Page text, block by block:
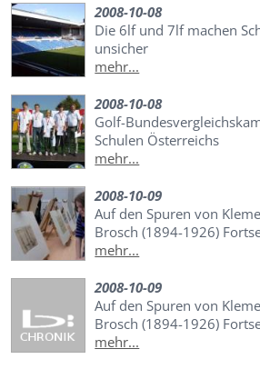
2008-10-08
Die 6lf und 7lf machen
unsicher
mehr...
2008-10-08
Golf-
Schulen Österreichs
mehr...
2008-10-09
Auf den Spuren von
Brosch (1894-1926)
mehr...
2008-10-09
Auf den Spuren von
Brosch (1894-1926)
mehr...